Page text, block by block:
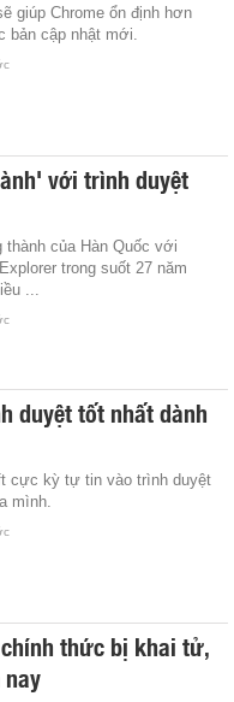
giúp Chrome ổn định hơn
bản cập nhật mới.
với trình duyệt
thành của Hàn Quốc với
trong suốt 27 năm
...
duyệt tốt nhất dành
cực kỳ tự tin vào trình duyệt
mình.
thức bị khai tử,